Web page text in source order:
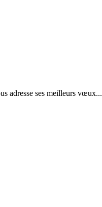
adresse ses meilleurs vœux...